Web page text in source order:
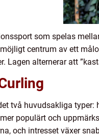
som spelas
centrum av ett
Lagen alternerar att
två huvudsakliga
populärt och
och intresset växer